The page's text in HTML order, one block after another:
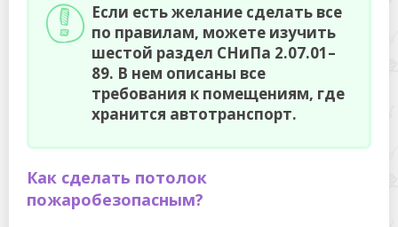
Если есть желание сделать все
по правилам, можете изучить
шестой раздел СНиПа 2.07.01–
89. В нем описаны все
требования к помещениям, где
хранится автотранспорт.
Как сделать потолок
пожаробезопасным?